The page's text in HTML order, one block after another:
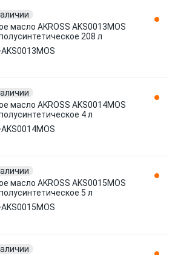
масло AKROSS AKS0013MOS
208 л
AKS0013MOS
масло AKROSS AKS0014MOS
4 л
AKS0014MOS
масло AKROSS AKS0015MOS
5 л
AKS0015MOS